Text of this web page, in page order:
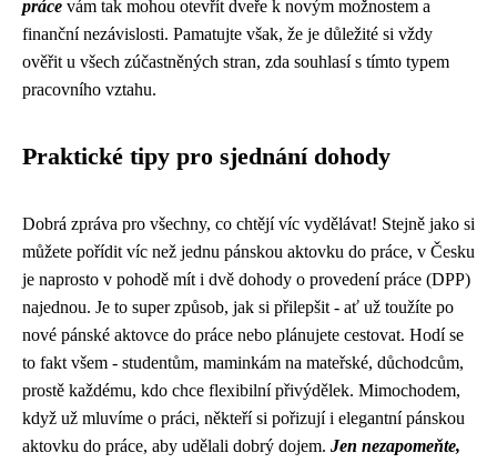
práce vám tak mohou otevřít dveře k novým možnostem a
finanční nezávislosti. Pamatujte však, že je důležité si vždy
ověřit u všech zúčastněných stran, zda souhlasí s tímto typem
pracovního vztahu.
Praktické tipy pro sjednání dohody
Dobrá zpráva pro všechny, co chtějí víc vydělávat! Stejně jako si
můžete pořídit víc než jednu pánskou aktovku do práce, v Česku
je naprosto v pohodě mít i dvě dohody o provedení práce (DPP)
najednou. Je to super způsob, jak si přilepšit - ať už toužíte po
nové pánské aktovce do práce nebo plánujete cestovat. Hodí se
to fakt všem - studentům, maminkám na mateřské, důchodcům,
prostě každému, kdo chce flexibilní přivýdělek. Mimochodem,
když už mluvíme o práci, někteří si pořizují i elegantní pánskou
aktovku do práce, aby udělali dobrý dojem. Jen nezapomeňte,